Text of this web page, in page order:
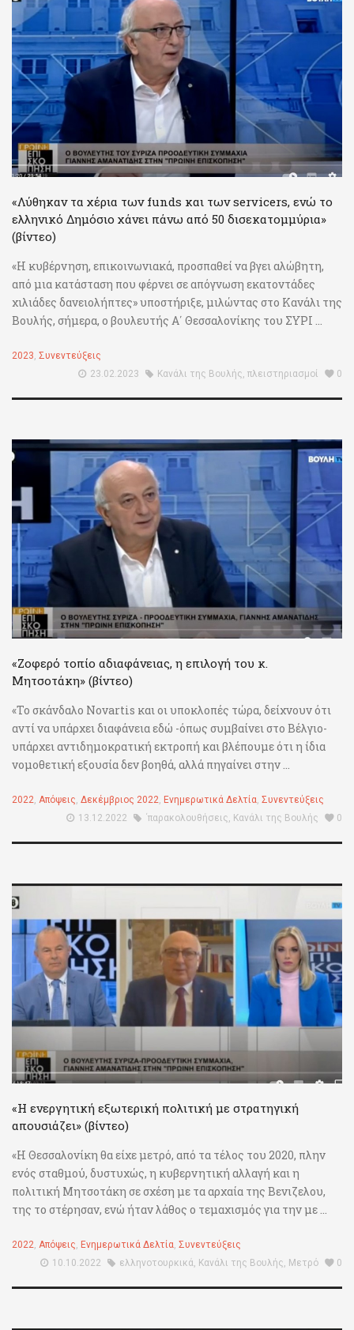
«Λύθηκαν τα χέρια των funds και των servicers, ενώ το
ελληνικό Δημόσιο χάνει πάνω από 50 δισεκατομμύρια»
(βίντεο)
«Η κυβέρνηση, επικοινωνιακά, προσπαθεί να βγει αλώβητη,
από μια κατάσταση που φέρνει σε απόγνωση εκατοντάδες
χιλιάδες δανειολήπτες» υποστήριξε, μιλώντας στο Κανάλι της
Βουλής, σήμερα, ο βουλευτής Α΄ Θεσσαλονίκης του ΣΥΡΙ ...
2023, Συνεντεύξεις
23.02.2023
Κανάλι της Βουλής, πλειστηριασμοί 0
«Ζοφερό τοπίο αδιαφάνειας, η επιλογή του κ.
Μητσοτάκη» (βίντεο)
«Το σκάνδαλο Novartis και οι υποκλοπές τώρα, δείχνουν ότι
αντί να υπάρχει διαφάνεια εδώ -όπως συμβαίνει στο Βέλγιο-
υπάρχει αντιδημοκρατική εκτροπή και βλέπουμε ότι η ίδια
νομοθετική εξουσία δεν βοηθά, αλλά πηγαίνει στην ...
2022, Απόψεις, Δεκέμβριος 2022, Ενημερωτικά Δελτία, Συνεντεύξεις
13.12.2022
΄παρακολουθήσεις, Κανάλι της Βουλής 0
«Η ενεργητική εξωτερική πολιτική με στρατηγική
απουσιάζει» (βίντεο)
«Η Θεσσαλονίκη θα είχε μετρό, από τα τέλος του 2020, πλην
ενός σταθμού, δυστυχώς, η κυβερνητική αλλαγή και η
πολιτική Μητσοτάκη σε σχέση με τα αρχαία της Βενιζελου,
της το στέρησαν, ενώ ήταν λάθος ο τεμαχισμός για την με ...
2022, Απόψεις, Ενημερωτικά Δελτία, Συνεντεύξεις
10.10.2022
ελληνοτουρκικά, Κανάλι της Βουλής, Μετρό 0